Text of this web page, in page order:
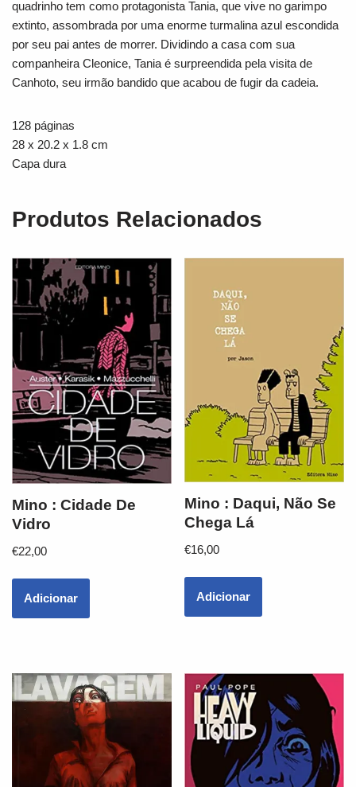
quadrinho tem como protagonista Tania, que vive no garimpo
extinto, assombrada por uma enorme turmalina azul escondida
por seu pai antes de morrer. Dividindo a casa com sua
companheira Cleonice, Tania é surpreendida pela visita de
Canhoto, seu irmão bandido que acabou de fugir da cadeia.
128 páginas
28 x 20.2 x 1.8 cm
Capa dura
Produtos Relacionados
Mino : Cidade De
Vidro
€22,00
Adicionar
Mino : Daqui, Não Se
Chega Lá
€16,00
Adicionar